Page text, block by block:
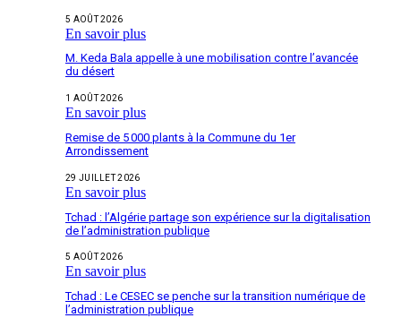
5 AOÛT 2026
En savoir plus
M. Keda Bala appelle à une mobilisation contre l’avancée
du désert
1 AOÛT 2026
En savoir plus
Remise de 5 000 plants à la Commune du 1er
Arrondissement
29 JUILLET 2026
En savoir plus
Tchad : l’Algérie partage son expérience sur la digitalisation
de l’administration publique
5 AOÛT 2026
En savoir plus
Tchad : Le CESEC se penche sur la transition numérique de
l’administration publique